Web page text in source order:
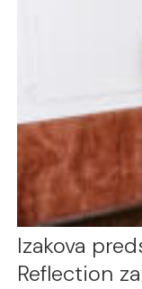
Izakova
Reflection